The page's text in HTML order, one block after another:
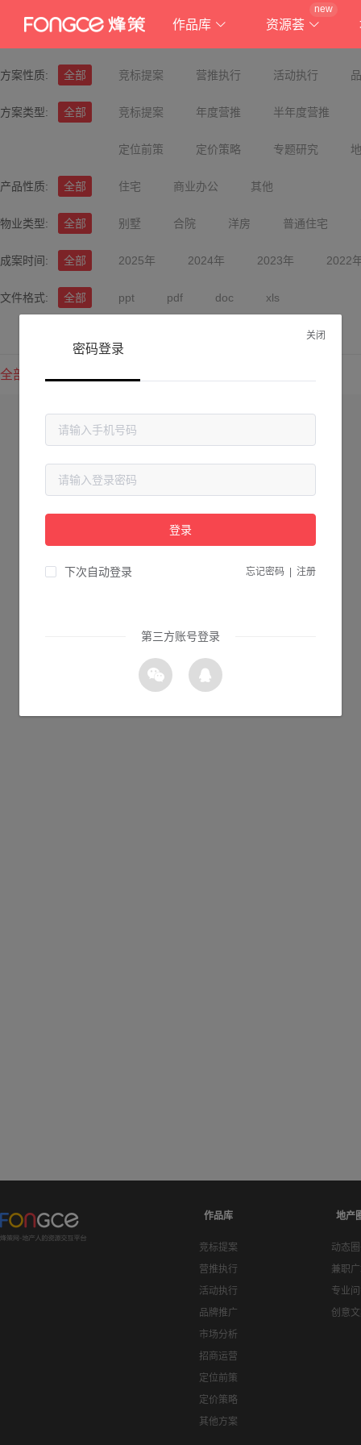
作品库 资源荟
new
方案性质: 全部 竞标提案 营推执行 活动执行
方案类型: 全部 竞标提案 年度营推 半年度营推
定位前策 定价策略 专题研究
产品性质: 全部 住宅 商业办公 其他
物业类型: 全部 别墅 合院 洋房 普通住宅
成案时间: 全部 2025年 2024年 2023年 2022
文件格式: 全部 ppt pdf doc xls
全部方案
作品库
竞标提案
营推执行
活动执行
品牌推广
市场分析
招商运营
定位前策
定价策略
其他方案
地产
动态
兼职
专业
创意
关闭
密码登录
登录
下次自动登录 忘记密码 注册
第三方账号登录